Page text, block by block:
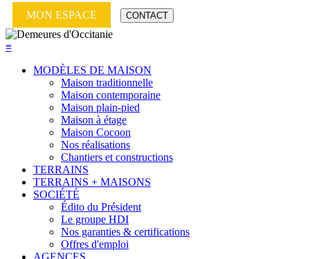
MON ESPACE CONTACT
≡
MODÈLES DE MAISON
Maison traditionnelle
Maison contemporaine
Maison plain-pied
Maison à étage
Maison Cocoon
Nos réalisations
Chantiers et constructions
TERRAINS
TERRAINS + MAISONS
SOCIÉTÉ
Édito du Président
Le groupe HDI
Nos garanties & certifications
Offres d'emploi
AGENCES